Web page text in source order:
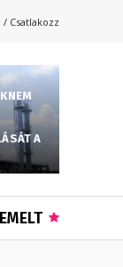
Csatlakozz
A